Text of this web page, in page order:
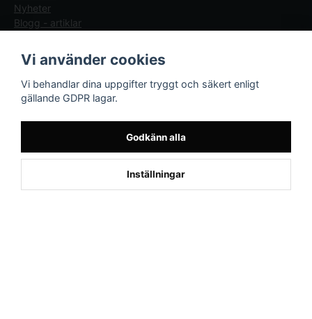
Nyheter
Blogg - artiklar
Följ oss
AB
Drottninggatan 47
×
Kund frånAalborg SV
beställde Cable Flextower 2.0
Vi använder cookies
Vi behandlar dina uppgifter tryggt och säkert enligt
gällande GDPR lagar.
Godkänn alla
Inställningar